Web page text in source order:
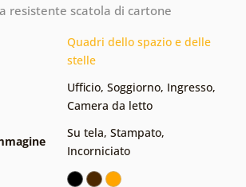
resistente scatola di cartone
Quadri dello spazio e delle
stelle
Ufficio, Soggiorno, Ingresso,
Camera da letto
Su tela, Stampato,
Incorniciato